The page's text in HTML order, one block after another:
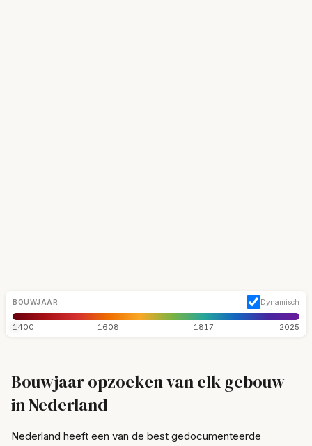
BOUWJAAR Dynamisch
1400 1608 1817 2025
Bouwjaar opzoeken van elk gebouw
in Nederland
Nederland heeft een van de best gedocumenteerde